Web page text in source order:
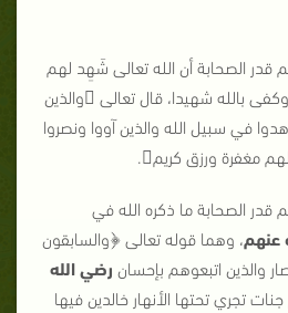
قدر الصحابة أن الله تعالى شَهِد لهم
، وكفى بالله شهيدا، قال تعالى والذين
في سبيل الله والذين آووا ونصروا
لهم مغفرة ورزق كريم.
قدر الصحابة ما ذكره الله في
عنهم، وهما قوله تعالى ﴿والسابقون
والذين اتبعوهم بإحسان رضي الله
تجري تحتها الأنهار خالدين فيها